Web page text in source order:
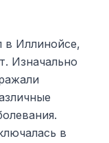
в Иллинойсе,
Изначально
в